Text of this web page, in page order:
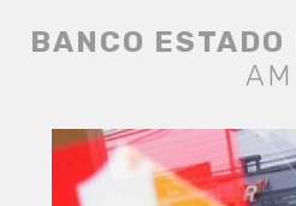
BANCO ESTADO
AM